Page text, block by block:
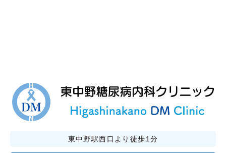
東中野駅西口より徒歩1分